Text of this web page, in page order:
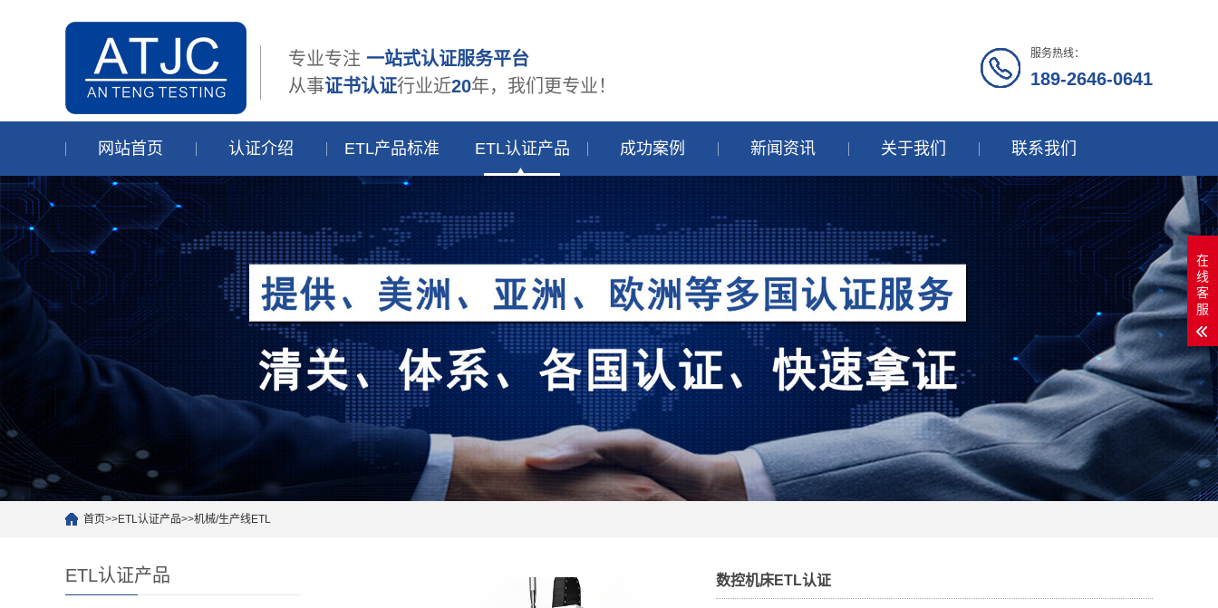
服务热线：
189-2646-0641
专业专注 一站式认证服务平台
从事证书认证行业近20年，我们更专业！
网站首页 认证介绍 ETL产品标准 ETL认证产品 成功案例 新闻资讯 关于我们 联系我们
首页>>ETL认证产品>>机械/生产线ETL
ETL认证产品 数控机床ETL认证
在
线
客
服